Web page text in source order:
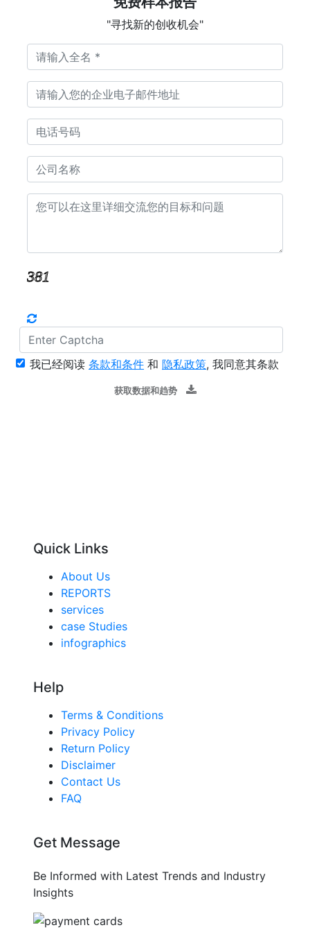
"寻找新的创收机会"
我已经阅读 条款和条件 和 隐私政策, 我同意其条款
获取数据和趋势
Quick Links
About Us
REPORTS
services
case Studies
infographics
Help
Terms & Conditions
Privacy Policy
Return Policy
Disclaimer
Contact Us
FAQ
Get Message
Be Informed with Latest Trends and Industry
Insights